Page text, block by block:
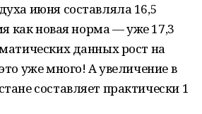
июня составляла 16,5
как новая норма — уже 17,3
данных рост на
уже много! А увеличение в
составляет практически 1